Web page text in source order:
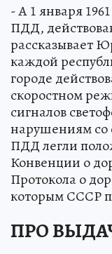
- А 1 января
ПДД,
рассказывает
каждой
городе
скоростном
сигналов
нарушениям со
ПДД легли
Конвенции о
Протокола о
которым СССР
ПРО